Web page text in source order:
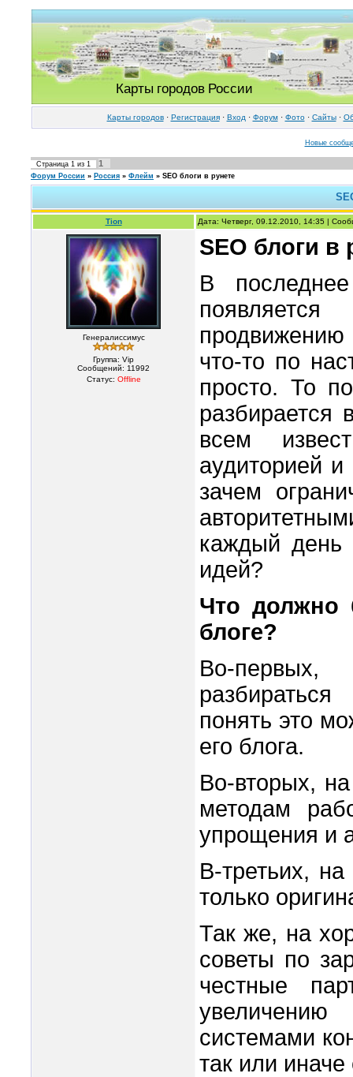
Карты городов России
Карты городов· Регистрация· Вход · Форум· Фото· Cайты·
Новые
Страница 1 из 1 1
Форум России » Россия » Флейм » SEO блоги в рунете
Tion Дата: Четверг, 09.12.2010, 14:35 |
Генералиссимус
Группа: Vip
Сообщений: 11992
Статус: Offline
SEO блоги в
В
продвижению
что-то по
просто. То
разбирается
всем
аудиторией
зачем
каждый день
идей?
Что
блоге?
Во-
понять это
его блога.
Во-вторых,
методам
упрощения и
В-третьих,
только
Так же, на
советы по
честные
системами
так или